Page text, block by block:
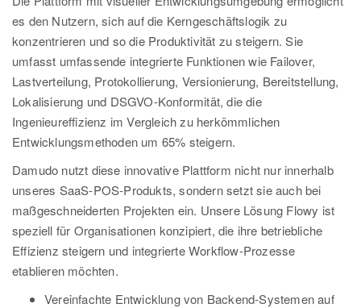
es den Nutzern, sich auf die Kerngeschäftslogik zu
konzentrieren und so die Produktivität zu steigern. Sie
umfasst umfassende integrierte Funktionen wie Failover,
Lastverteilung, Protokollierung, Versionierung, Bereitstellung,
Lokalisierung und DSGVO-Konformität, die die
Ingenieureffizienz im Vergleich zu herkömmlichen
Entwicklungsmethoden um 65% steigern.
Damudo nutzt diese innovative Plattform nicht nur innerhalb
unseres SaaS-POS-Produkts, sondern setzt sie auch bei
maßgeschneiderten Projekten ein. Unsere Lösung Flowy ist
speziell für Organisationen konzipiert, die ihre betriebliche
Effizienz steigern und integrierte Workflow-Prozesse
etablieren möchten.
Vereinfachte Entwicklung von Backend-Systemen auf